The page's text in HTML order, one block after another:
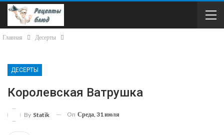
Главная Десерты
ДЕСЕРТЫ
Королевская Ватрушка
By Statik On Среда, 31 июля